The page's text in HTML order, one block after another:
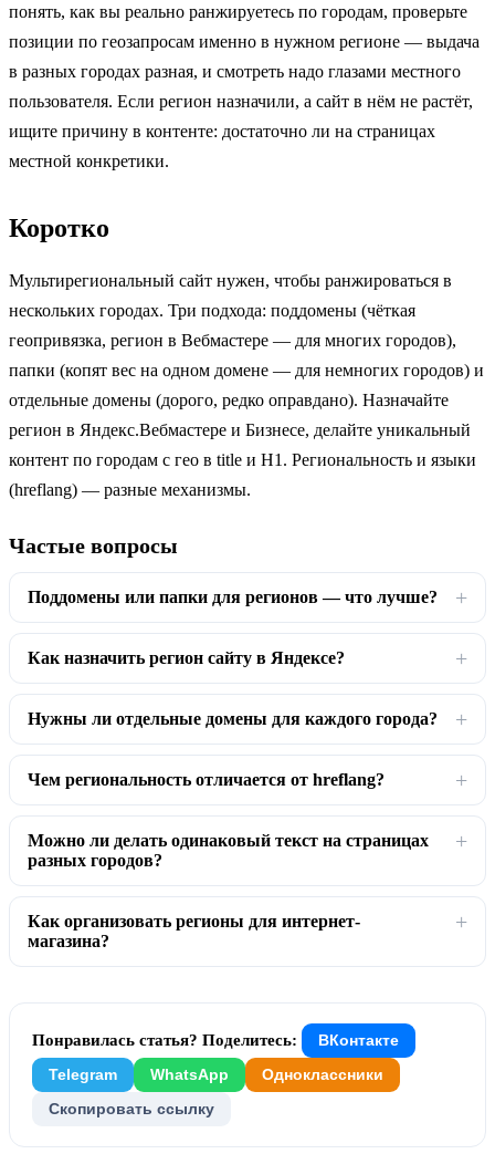
понять, как вы реально ранжируетесь по городам, проверьте
позиции по геозапросам именно в нужном регионе — выдача
в разных городах разная, и смотреть надо глазами местного
пользователя. Если регион назначили, а сайт в нём не растёт,
ищите причину в контенте: достаточно ли на страницах
местной конкретики.
Коротко
Мультирегиональный сайт нужен, чтобы ранжироваться в
нескольких городах. Три подхода: поддомены (чёткая
геопривязка, регион в Вебмастере — для многих городов),
папки (копят вес на одном домене — для немногих городов) и
отдельные домены (дорого, редко оправдано). Назначайте
регион в Яндекс.Вебмастере и Бизнесе, делайте уникальный
контент по городам с гео в title и H1. Региональность и языки
(hreflang) — разные механизмы.
Частые вопросы
Поддомены или папки для регионов — что лучше?
Как назначить регион сайту в Яндексе?
Нужны ли отдельные домены для каждого города?
Чем региональность отличается от hreflang?
Можно ли делать одинаковый текст на страницах
разных городов?
Как организовать регионы для интернет-
магазина?
Понравилась статья? Поделитесь: ВКонтакте
Telegram WhatsApp Одноклассники
Скопировать ссылку